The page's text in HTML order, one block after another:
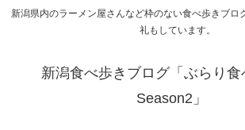
新潟県内のラーメン屋さんなど枠のない食べ歩きブロ
礼もしています。
新潟食べ歩きブログ「ぶらり
Season2」